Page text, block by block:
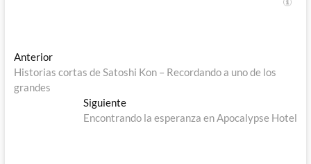
Navegación
de
entradas
AnteriorEntrada
anterior:
Historias cortas de Satoshi Kon – Recordando a uno de los
grandes
SiguienteEntrada
siguiente:
Encontrando la esperanza en Apocalypse Hotel